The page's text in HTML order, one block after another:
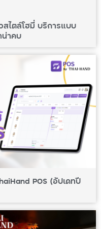
สไตล์โฮมี่ บริการแบบ
น่าคบ
POS (อัปเดทปี